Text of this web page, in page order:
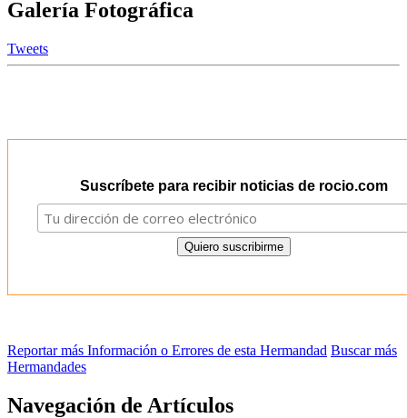
Galería Fotográfica
Tweets
Suscríbete para recibir noticias de rocio.com
Reportar más Información o Errores de esta Hermandad Buscar más
Hermandades
Navegación de Artículos